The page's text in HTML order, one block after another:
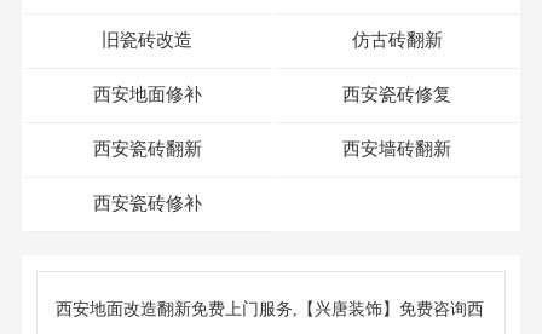
旧瓷砖改造 仿古砖翻新
西安地面修补 西安瓷砖修复
西安瓷砖翻新 西安墙砖翻新
西安瓷砖修补
西安地面改造翻新免费上门服务,【兴唐装饰】免费咨询西